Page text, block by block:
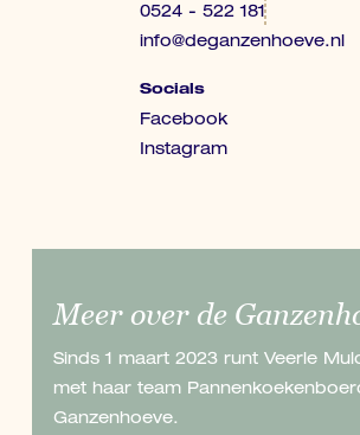
0524 - 522 181
info@deganzenhoeve.nl
Socials
Facebook
Instagram
Meer over de
Sinds 1 maart 2023 runt Veerle
met haar team
Ganzenhoeve.